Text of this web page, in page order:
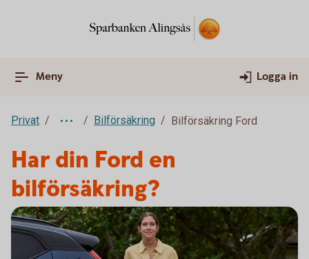
Meny Logga in
Privat Bilförsäkring Bilförsäkring Ford
Har din Ford en
bilförsäkring?